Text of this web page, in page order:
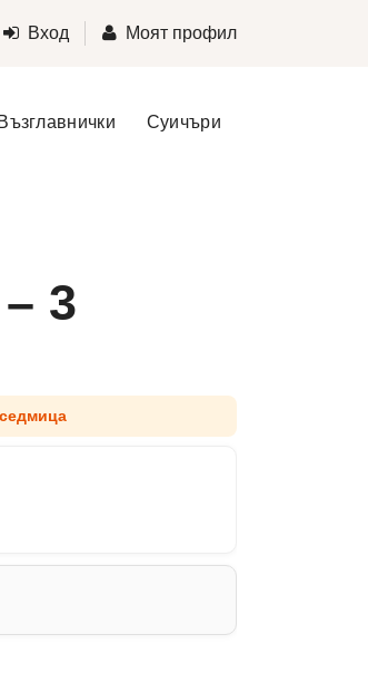
Вход Моят профил
Възглавнички Суичъри
3
седмица